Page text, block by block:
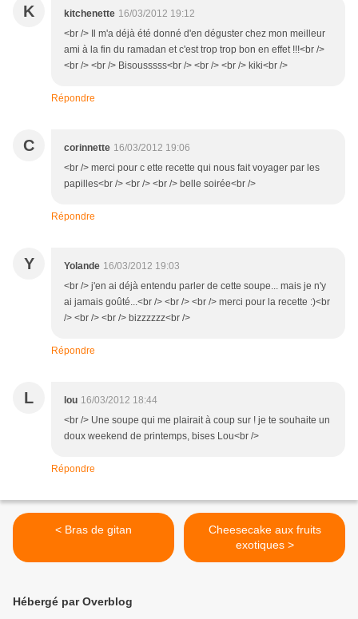
K kitchenette 16/03/2012 19:12
<br /> Il m'a déjà été donné d'en déguster chez mon meilleur
ami à la fin du ramadan et c'est trop trop bon en effet !!!<br />
<br /> <br /> Bisousssss<br /> <br /> <br /> kiki<br />
Répondre
C corinnette 16/03/2012 19:06
<br /> merci pour c ette recette qui nous fait voyager par les
papilles<br /> <br /> <br /> belle soirée<br />
Répondre
Y Yolande 16/03/2012 19:03
<br /> j'en ai déjà entendu parler de cette soupe... mais je n'y
ai jamais goûté...<br /> <br /> <br /> merci pour la recette :)<br
/> <br /> <br /> bizzzzzz<br />
Répondre
L lou 16/03/2012 18:44
<br /> Une soupe qui me plairait à coup sur ! je te souhaite un
doux weekend de printemps, bises Lou<br />
Répondre
< Bras de gitan
Cheesecake aux fruits
exotiques >
Hébergé par Overblog